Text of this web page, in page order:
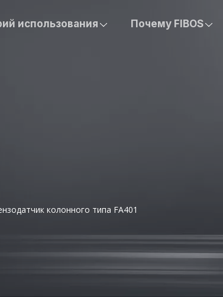
использования Почему FIBOS
колонного типа FA401